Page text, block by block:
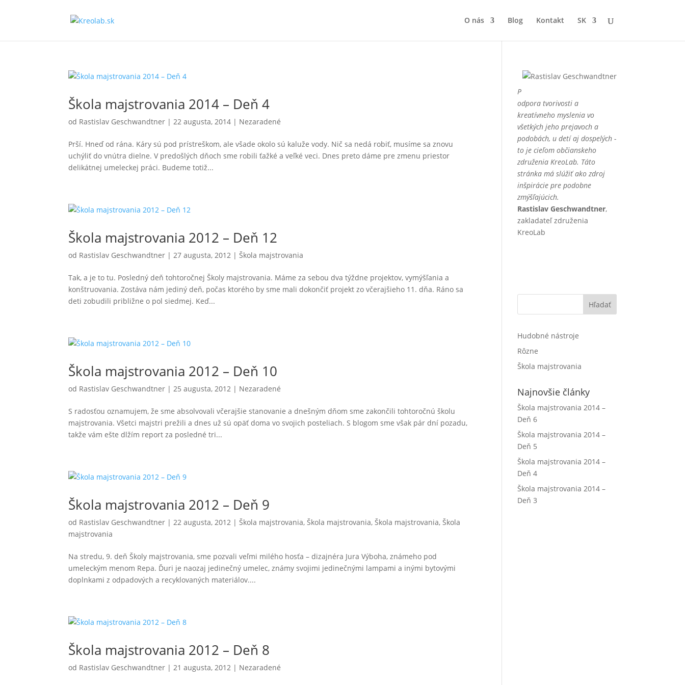
O nás Blog Kontakt SK
Škola majstrovania 2014 – Deň 4
od Rastislav Geschwandtner |22 augusta, 2014 | Nezaradené
Prší. Hneď od rána. Káry sú pod prístreškom, ale všade okolo sú kaluže vody. Nič sa nedá robiť, musíme sa znovu
uchýliť do vnútra dielne. V predošlých dňoch sme robili ťažké a veľké veci. Dnes preto dáme pre zmenu priestor
delikátnej umeleckej práci. Budeme totiž...
Škola majstrovania 2012 – Deň 12
od Rastislav Geschwandtner |27 augusta, 2012 |Škola majstrovania
Tak, a je to tu. Posledný deň tohtoročnej Školy majstrovania. Máme za sebou dva týždne projektov, vymýšľania a
konštruovania. Zostáva nám jediný deň, počas ktorého by sme mali dokončiť projekt zo včerajšieho 11. dňa. Ráno sa
deti zobudili približne o pol siedmej. Keď...
Škola majstrovania 2012 – Deň 10
od Rastislav Geschwandtner |25 augusta, 2012 | Nezaradené
S radosťou oznamujem, že sme absolvovali včerajšie stanovanie a dnešným dňom sme zakončili tohtoročnú školu
majstrovania. Všetci majstri prežili a dnes už sú opäť doma vo svojich posteliach. S blogom sme však pár dní pozadu,
takže vám ešte dlžím report za posledné tri...
Škola majstrovania 2012 – Deň 9
od Rastislav Geschwandtner |22 augusta, 2012 |Škola majstrovania,Škola majstrovania,Škola majstrovania,Škola
majstrovania
Na stredu, 9. deň Školy majstrovania, sme pozvali veľmi milého hosťa – dizajnéra Jura Výboha, známeho pod
umeleckým menom Repa. Ďuri je naozaj jedinečný umelec, známy svojimi jedinečnými lampami a inými bytovými
doplnkami z odpadových a recyklovaných materiálov....
Škola majstrovania 2012 – Deň 8
od Rastislav Geschwandtner |21 augusta, 2012 | Nezaradené
P
odpora tvorivosti a
kreatívneho myslenia vo
všetkých jeho prejavoch a
podobách, u detí aj dospelých -
to je cieľom občianskeho
združenia KreoLab. Táto
stránka má slúžiť ako zdroj
inšpirácie pre podobne
zmýšľajúcich.
Rastislav Geschwandtner,
zakladateľ združenia
KreoLab
Hľadať
Hudobné nástroje
Rôzne
Škola majstrovania
Najnovšie články
Škola majstrovania 2014 –
Deň 6
Škola majstrovania 2014 –
Deň 5
Škola majstrovania 2014 –
Deň 4
Škola majstrovania 2014 –
Deň 3